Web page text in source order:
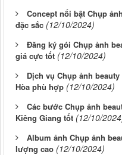
Concept nổi bật Chụp
đặc sắc (12/10/2024)
Đăng ký gói Chụp ảnh
giá cực tốt (12/10/2024)
Dịch vụ Chụp ảnh
Hòa phù hợp (12/10/2024)
Các bước Chụp ảnh
Kiêng Giang tốt (12/10/
Album ảnh Chụp ảnh
lượng cao (12/10/2024)